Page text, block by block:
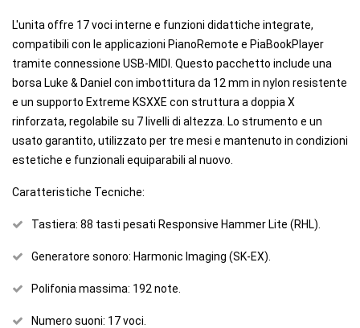
L'unita offre 17 voci interne e funzioni didattiche integrate,
compatibili con le applicazioni PianoRemote e PiaBookPlayer
tramite connessione USB-MIDI. Questo pacchetto include una
borsa Luke & Daniel con imbottitura da 12 mm in nylon resistente
e un supporto Extreme KSXXE con struttura a doppia X
rinforzata, regolabile su 7 livelli di altezza. Lo strumento e un
usato garantito, utilizzato per tre mesi e mantenuto in condizioni
estetiche e funzionali equiparabili al nuovo.
Caratteristiche Tecniche:
Tastiera: 88 tasti pesati Responsive Hammer Lite (RHL).
Generatore sonoro: Harmonic Imaging (SK-EX).
Polifonia massima: 192 note.
Numero suoni: 17 voci.